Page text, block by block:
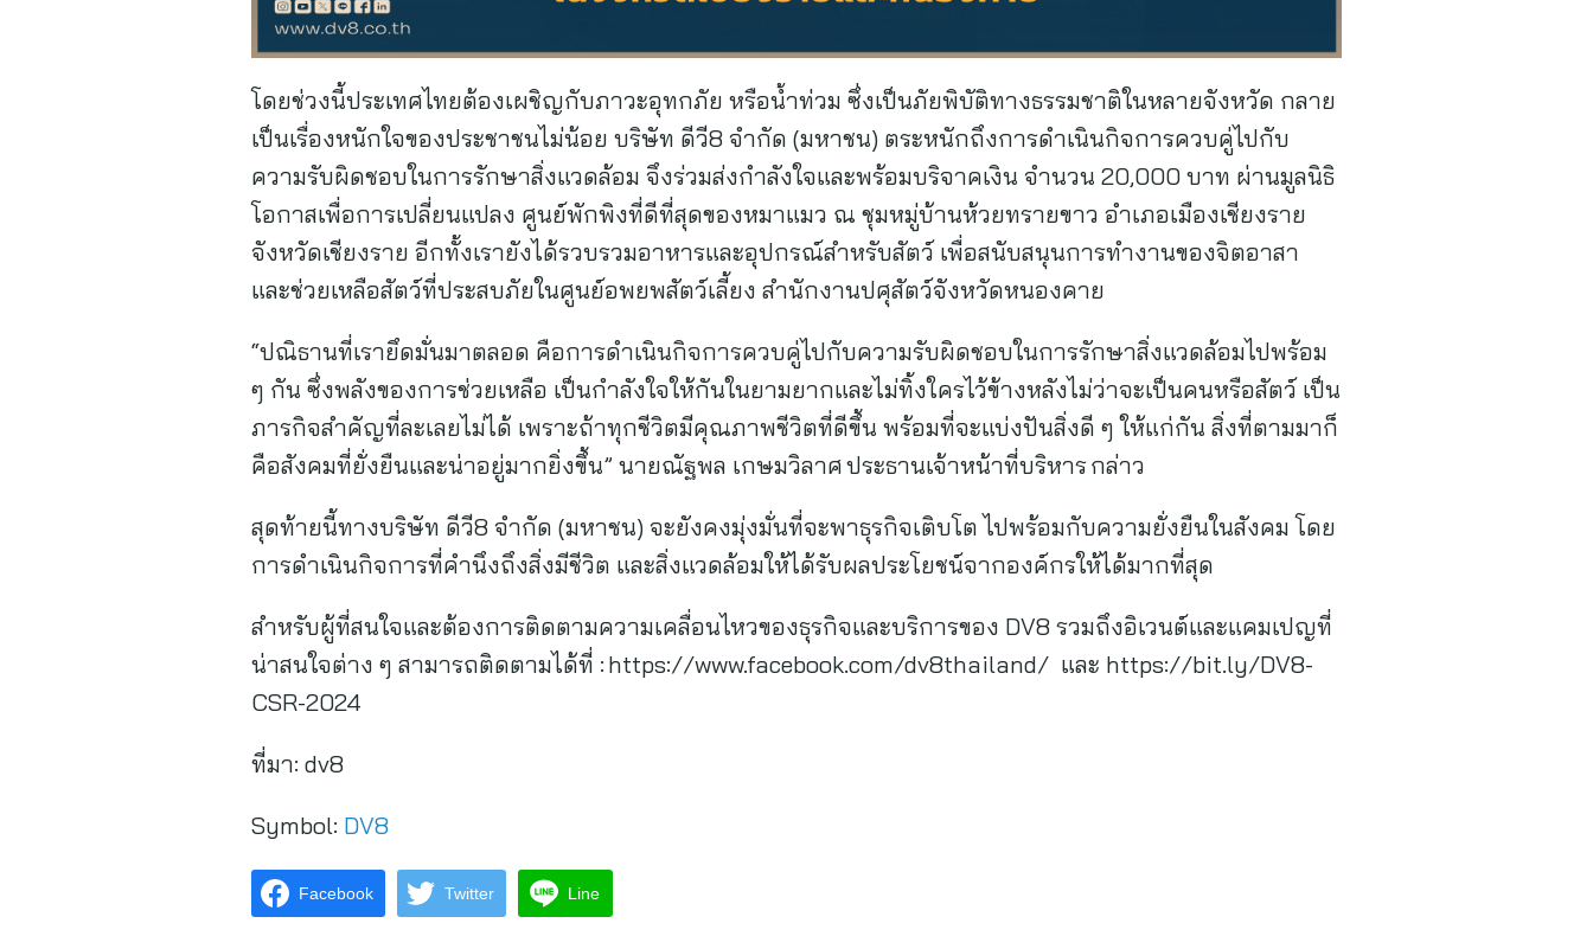
โดยช่วงนี้ประเทศไทยต้องเผชิญกับภาวะอุทกภัย หรือน้ำท่วม ซึ่งเป็นภัยพิบัติทางธรรมชาติในหลายจังหวัด กลาย
เป็นเรื่องหนักใจของประชาชนไม่น้อย บริษัท ดีวี8 จำกัด (มหาชน) ตระหนักถึงการดำเนินกิจการควบคู่ไปกับ
ความรับผิดชอบในการรักษาสิ่งแวดล้อม จึงร่วมส่งกำลังใจและพร้อมบริจาคเงิน จำนวน 20,000 บาท ผ่านมูลนิธิ
โอกาสเพื่อการเปลี่ยนแปลง ศูนย์พักพิงที่ดีที่สุดของหมาแมว ณ ชุมหมู่บ้านห้วยทรายขาว อำเภอเมืองเชียงราย
จังหวัดเชียงราย อีกทั้งเรายังได้รวบรวมอาหารและอุปกรณ์สำหรับสัตว์ เพื่อสนับสนุนการทำงานของจิตอาสา
และช่วยเหลือสัตว์ที่ประสบภัยในศูนย์อพยพสัตว์เลี้ยง สำนักงานปศุสัตว์จังหวัดหนองคาย
“ปณิธานที่เรายึดมั่นมาตลอด คือการดำเนินกิจการควบคู่ไปกับความรับผิดชอบในการรักษาสิ่งแวดล้อมไปพร้อม
ๆ กัน ซึ่งพลังของการช่วยเหลือ เป็นกำลังใจให้กันในยามยากและไม่ทิ้งใครไว้ข้างหลังไม่ว่าจะเป็นคนหรือสัตว์ เป็น
ภารกิจสำคัญที่ละเลยไม่ได้ เพราะถ้าทุกชีวิตมีคุณภาพชีวิตที่ดีขึ้น พร้อมที่จะแบ่งปันสิ่งดี ๆ ให้แก่กัน สิ่งที่ตามมาก็
คือสังคมที่ยั่งยืนและน่าอยู่มากยิ่งขึ้น” นายณัฐพล เกษมวิลาศ ประธานเจ้าหน้าที่บริหาร กล่าว
สุดท้ายนี้ทางบริษัท ดีวี8 จำกัด (มหาชน) จะยังคงมุ่งมั่นที่จะพาธุรกิจเติบโต ไปพร้อมกับความยั่งยืนในสังคม โดย
การดำเนินกิจการที่คำนึงถึงสิ่งมีชีวิต และสิ่งแวดล้อมให้ได้รับผลประโยชน์จากองค์กรให้ได้มากที่สุด
สำหรับผู้ที่สนใจและต้องการติดตามความเคลื่อนไหวของธุรกิจและบริการของ DV8 รวมถึงอิเวนต์และแคมเปญที่
น่าสนใจต่าง ๆ สามารถติดตามได้ที่ : https://www.facebook.com/dv8thailand/ และ https://bit.ly/DV8-
CSR-2024
ที่มา: dv8
Symbol: DV8
Facebook Twitter Line